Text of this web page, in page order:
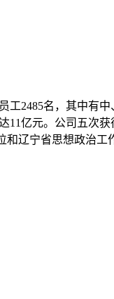
工2485名，其中有中
11亿元。公司五次
辽宁省思想政治工